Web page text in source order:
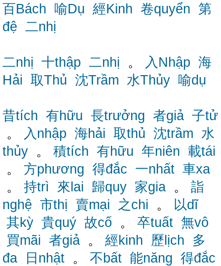
百Bách 喻Dụ 經Kinh 卷quyển 第
đệ 二nhị
二nhị 十thập 二nhị 。 入Nhập 海
Hải 取Thủ 沈Trầm 水Thủy 喻dụ
昔tích 有hữu 長trưởng 者giả 子tử
。
入nhập 海hải 取thủ 沈trầm 水
thủy 。 積tích 有hữu 年niên 載tái
。 方phương 得đắc 一nhất 車xa
。 持trì 來lai 歸quy 家gia 。 詣
nghệ 市thị 賣mại 之chi 。 以dĩ
其kỳ 貴quý 故cố 。 卒tuất 無vô
買mãi 者giả 。 經kinh 歷lịch
多
đa
日nhật 。 不bất 能năng 得đắc